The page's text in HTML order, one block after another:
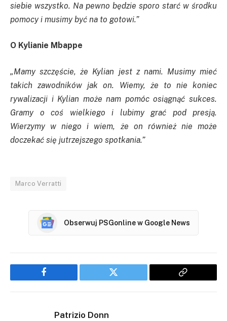
siebie wszystko. Na pewno będzie sporo starć w środku
pomocy i musimy być na to gotowi.”
O Kylianie Mbappe
„Mamy szczęście, że Kylian jest z nami. Musimy mieć
takich zawodników jak on. Wiemy, że to nie koniec
rywalizacji i Kylian może nam pomóc osiągnąć sukces.
Gramy o coś wielkiego i lubimy grać pod presją.
Wierzymy w niego i wiem, że on również nie może
doczekać się jutrzejszego spotkania.”
Marco Verratti
Obserwuj PSGonline w Google News
Facebook Twitter
Copy
Patrizio Donn